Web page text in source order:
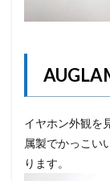
イヤホン外観を
属製でかっこい
ります。